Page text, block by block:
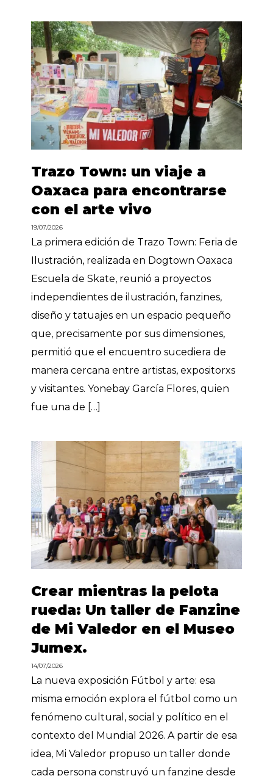
Trazo Town: un viaje a
Oaxaca para encontrarse
con el arte vivo
19/07/2026
La primera edición de Trazo Town: Feria de
Ilustración, realizada en Dogtown Oaxaca
Escuela de Skate, reunió a proyectos
independientes de ilustración, fanzines,
diseño y tatuajes en un espacio pequeño
que, precisamente por sus dimensiones,
permitió que el encuentro sucediera de
manera cercana entre artistas, expositorxs
y visitantes. Yonebay García Flores, quien
fue una de […]
Crear mientras la pelota
rueda: Un taller de Fanzine
de Mi Valedor en el Museo
Jumex.
14/07/2026
La nueva exposición Fútbol y arte: esa
misma emoción explora el fútbol como un
fenómeno cultural, social y político en el
contexto del Mundial 2026. A partir de esa
idea, Mi Valedor propuso un taller donde
cada persona construyó un fanzine desde